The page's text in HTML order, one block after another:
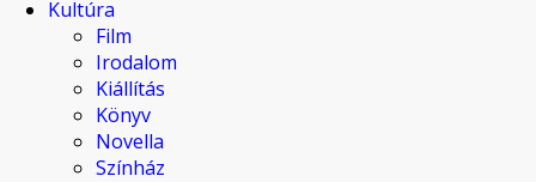
Kultúra
Film
Irodalom
Kiállítás
Könyv
Novella
Színház